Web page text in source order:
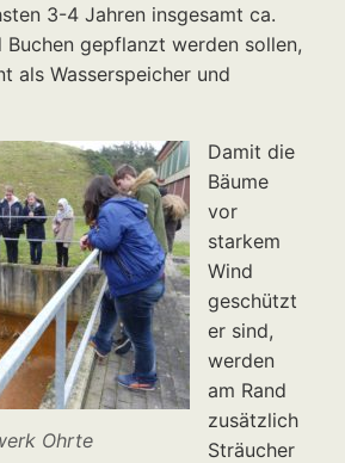
3-4 Jahren insgesamt ca.
gepflanzt werden sollen,
als Wasserspeicher und
Ohrte
Damit die
Bäume
vor
starkem
Wind
geschützt
er sind,
werden
am Rand
zusätzlich
Sträucher